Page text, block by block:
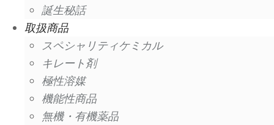
誕生秘話
取扱商品
スペシャリティケミカル
キレート剤
極性溶媒
機能性商品
無機・有機薬品